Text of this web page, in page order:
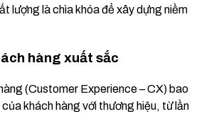
lượng là chìa khóa để xây dựng niềm
hàng xuất sắc
(Customer Experience – CX) bao
khách hàng với thương hiệu, từ lần